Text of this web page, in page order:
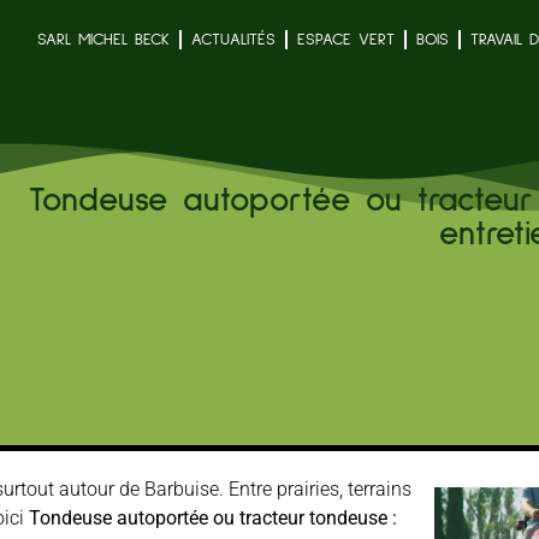
SARL MICHEL BECK ACTUALITÉS ESPACE VERT BOIS TRAVAIL
Tondeuse autoportée ou
autour de Barbuise. Entre prairies, terrains
Tondeuse autoportée ou tracteur tondeuse :